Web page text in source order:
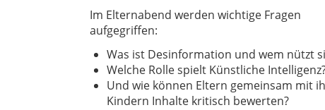
Im Elternabend werden wichtige Fragen
aufgegriffen:
Was ist Desinformation und wem nützt
Welche Rolle spielt Künstliche
Und wie können Eltern gemeinsam mit
Kindern Inhalte kritisch bewerten?